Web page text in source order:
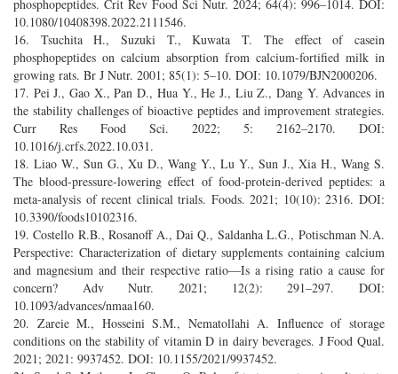
phosphopeptides. Crit Rev Food Sci Nutr. 2024; 64(4): 996–1014. DOI:
10.1080/10408398.2022.2111546.
16. Tsuchita H., Suzuki T., Kuwata T. The effect of casein
phosphopeptides on calcium absorption from calcium-fortified milk in
growing rats. Br J Nutr. 2001; 85(1): 5–10. DOI: 10.1079/BJN2000206.
17. Pei J., Gao X., Pan D., Hua Y., He J., Liu Z., Dang Y. Advances in
the stability challenges of bioactive peptides and improvement strategies.
Curr Res Food Sci. 2022; 5: 2162–2170. DOI:
10.1016/j.crfs.2022.10.031.
18. Liao W., Sun G., Xu D., Wang Y., Lu Y., Sun J., Xia H., Wang S.
The blood-pressure-lowering effect of food-protein-derived peptides: a
meta-analysis of recent clinical trials. Foods. 2021; 10(10): 2316. DOI:
10.3390/foods10102316.
19. Costello R.B., Rosanoff A., Dai Q., Saldanha L.G., Potischman N.A.
Perspective: Characterization of dietary supplements containing calcium
and magnesium and their respective ratio—Is a rising ratio a cause for
concern? Adv Nutr. 2021; 12(2): 291–297. DOI:
10.1093/advances/nmaa160.
20. Zareie M., Hosseini S.M., Nematollahi A. Influence of storage
conditions on the stability of vitamin D in dairy beverages. J Food Qual.
2021; 2021: 9937452. DOI: 10.1155/2021/9937452.